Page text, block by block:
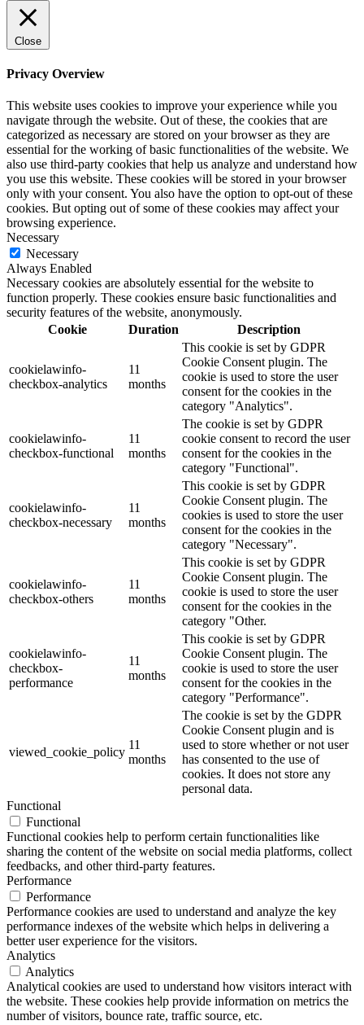
Close
Privacy Overview
This website uses cookies to improve your experience while you
navigate through the website. Out of these, the cookies that are
categorized as necessary are stored on your browser as they are
essential for the working of basic functionalities of the website. We
also use third-party cookies that help us analyze and understand how
you use this website. These cookies will be stored in your browser
only with your consent. You also have the option to opt-out of these
cookies. But opting out of some of these cookies may affect your
browsing experience.
Necessary
Necessary
Always Enabled
Necessary cookies are absolutely essential for the website to
function properly. These cookies ensure basic functionalities and
security features of the website, anonymously.
Cookie
Duration Description
cookielawinfo-
checkbox-analytics
11
months
This cookie is set by GDPR
Cookie Consent plugin. The
cookie is used to store the user
consent for the cookies in the
category "Analytics".
cookielawinfo-
checkbox-functional
11
months
The cookie is set by GDPR
cookie consent to record the user
consent for the cookies in the
category "Functional".
cookielawinfo-
checkbox-necessary
11
months
This cookie is set by GDPR
Cookie Consent plugin. The
cookies is used to store the user
consent for the cookies in the
category "Necessary".
cookielawinfo-
checkbox-others
11
months
This cookie is set by GDPR
Cookie Consent plugin. The
cookie is used to store the user
consent for the cookies in the
category "Other.
cookielawinfo-
checkbox-
performance
11
months
This cookie is set by GDPR
Cookie Consent plugin. The
cookie is used to store the user
consent for the cookies in the
category "Performance".
viewed_cookie_policy
11
months
The cookie is set by the GDPR
Cookie Consent plugin and is
used to store whether or not user
has consented to the use of
cookies. It does not store any
personal data.
Functional
Functional
Functional cookies help to perform certain functionalities like
sharing the content of the website on social media platforms, collect
feedbacks, and other third-party features.
Performance
Performance
Performance cookies are used to understand and analyze the key
performance indexes of the website which helps in delivering a
better user experience for the visitors.
Analytics
Analytics
Analytical cookies are used to understand how visitors interact with
the website. These cookies help provide information on metrics the
number of visitors, bounce rate, traffic source, etc.